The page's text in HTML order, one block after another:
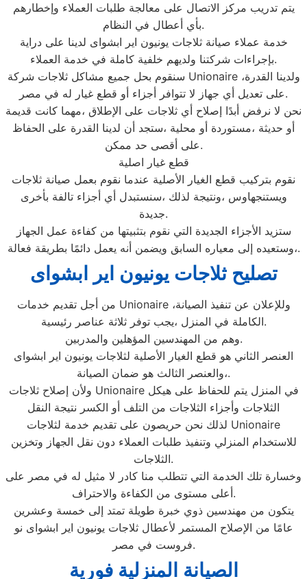
يتم تدريب مركز الاتصال على معالجة طلبات العملاء وإخطارهم
بأي أعطال في النظام.
خدمة عملاء صيانة ثلاجات يونيون اير ابشواى لدينا على دراية
بإجراءات شركتنا ولديهم خلفية كاملة في خدمة العملاء.
سنقوم بحل جميع مشاكل ثلاجات شركة Unionaire ،ولدينا القدرة
على تعديل أي جهاز لا تتوافر أجزاء أو قطع غيار له في مصر.
نحن لا نرفض أبدًا إصلاح أي ثلاجات على الإطلاق ،مهما كانت قديمة
أو حديثة ،مستوردة أو محلية ،ستجد أن لدينا القدرة على الحفاظ
على أقصى حد ممكن.
قطع غيار اصلية
نقوم بتركيب قطع الغيار الأصلية عندما نقوم بعمل صيانة ثلاجات
ويستنجهاوس ،ونتيجة لذلك ،سنستبدل أي أجزاء تالفة بأخرى
جديدة.
ستزيد الأجزاء الجديدة التي نقوم بتثبيتها من كفاءة عمل الجهاز
،وستعيده إلى معياره السابق ويضمن أنه يعمل دائمًا بطريقة فعالة.
تصليح ثلاجات يونيون اير ابشواى
من أجل تقديم خدمات Unionaire ،وللإعلان عن تنفيذ الصيانة
الكاملة في المنزل ،يجب توفر ثلاثة عناصر رئيسية.
وهم من المهندسين المؤهلين والمدربين.
العنصر الثاني هو قطع الغيار الأصلية لثلاجات يونيون اير ابشواى
،والعنصر الثالث هو ضمان الصيانة.
ولأن إصلاح ثلاجات Unionaire في المنزل يتم للحفاظ على هيكل
الثلاجات وأجزاء الثلاجات من التلف أو الكسر نتيجة النقل
لذلك نحن حريصون على تقديم خدمة لثلاجات Unionaire
للاستخدام المنزلي وتنفيذ طلبات العملاء دون نقل الجهاز وتخزين
الثلاجات.
وخسارة تلك الخدمة التي تتطلب منا كادر لا مثيل له في مصر على
أعلى مستوى من الكفاءة والاحتراف.
يتكون من مهندسين ذوي خبرة طويلة تمتد إلى خمسة وعشرين
عامًا من الإصلاح المستمر لأعطال ثلاجات يونيون اير ابشواى نو
فروست في مصر.
الصيانة المنزلية فورية